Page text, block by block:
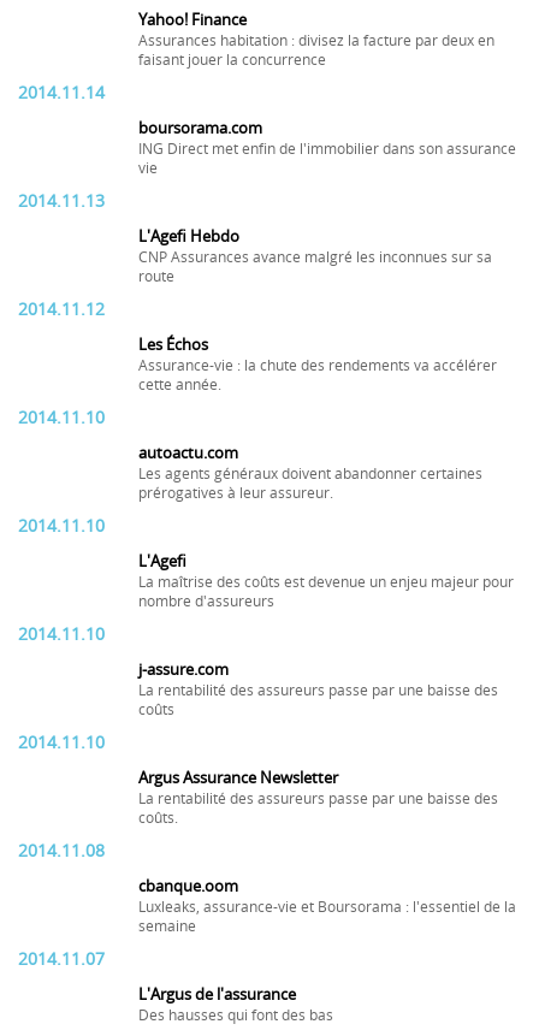
Yahoo! Finance
Assurances habitation : divisez la facture par deux en
faisant jouer la concurrence
2014.11.14
boursorama.com
ING Direct met enfin de l'immobilier dans son assurance
vie
2014.11.13
L'Agefi Hebdo
CNP Assurances avance malgré les inconnues sur sa
route
2014.11.12
Les Échos
Assurance-vie : la chute des rendements va accélérer
cette année.
2014.11.10
autoactu.com
Les agents généraux doivent abandonner certaines
prérogatives à leur assureur.
2014.11.10
L'Agefi
La maîtrise des coûts est devenue un enjeu majeur pour
nombre d'assureurs
2014.11.10
j-assure.com
La rentabilité des assureurs passe par une baisse des
coûts
2014.11.10
Argus Assurance Newsletter
La rentabilité des assureurs passe par une baisse des
coûts.
2014.11.08
cbanque.oom
Luxleaks, assurance-vie et Boursorama : l'essentiel de la
semaine
2014.11.07
L'Argus de l'assurance
Des hausses qui font des bas